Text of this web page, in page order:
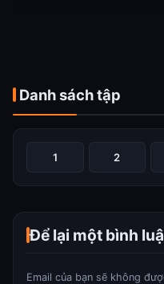
Danh sách tập
1 2
Để lại một bình
Email của bạn sẽ không